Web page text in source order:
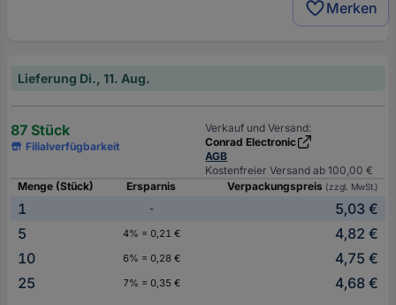
Merken
Lieferung Di., 11. Aug.
87 Stück
Filialverfügbarkeit
Verkauf und Versand:
Conrad Electronic
AGB
Kostenfreier Versand ab 100,00 €
Menge (Stück)
Ersparnis Verpackungspreis (zzgl. MwSt.)
1 -
5,03 €
5
4% = 0,21 €
4,82 €
10
6% = 0,28 €
4,75 €
25
7% = 0,35 € 4,68 €